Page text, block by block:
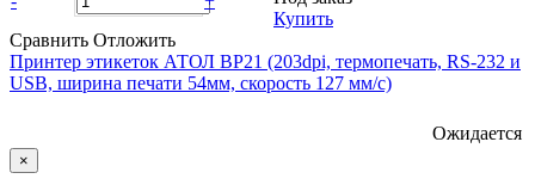
Купить
Сравнить Отложить
Принтер этикеток АТОЛ BP21 (203dpi, термопечать, RS-232 и
USB, ширина печати 54мм, скорость 127 мм/с)
Ожидается
×